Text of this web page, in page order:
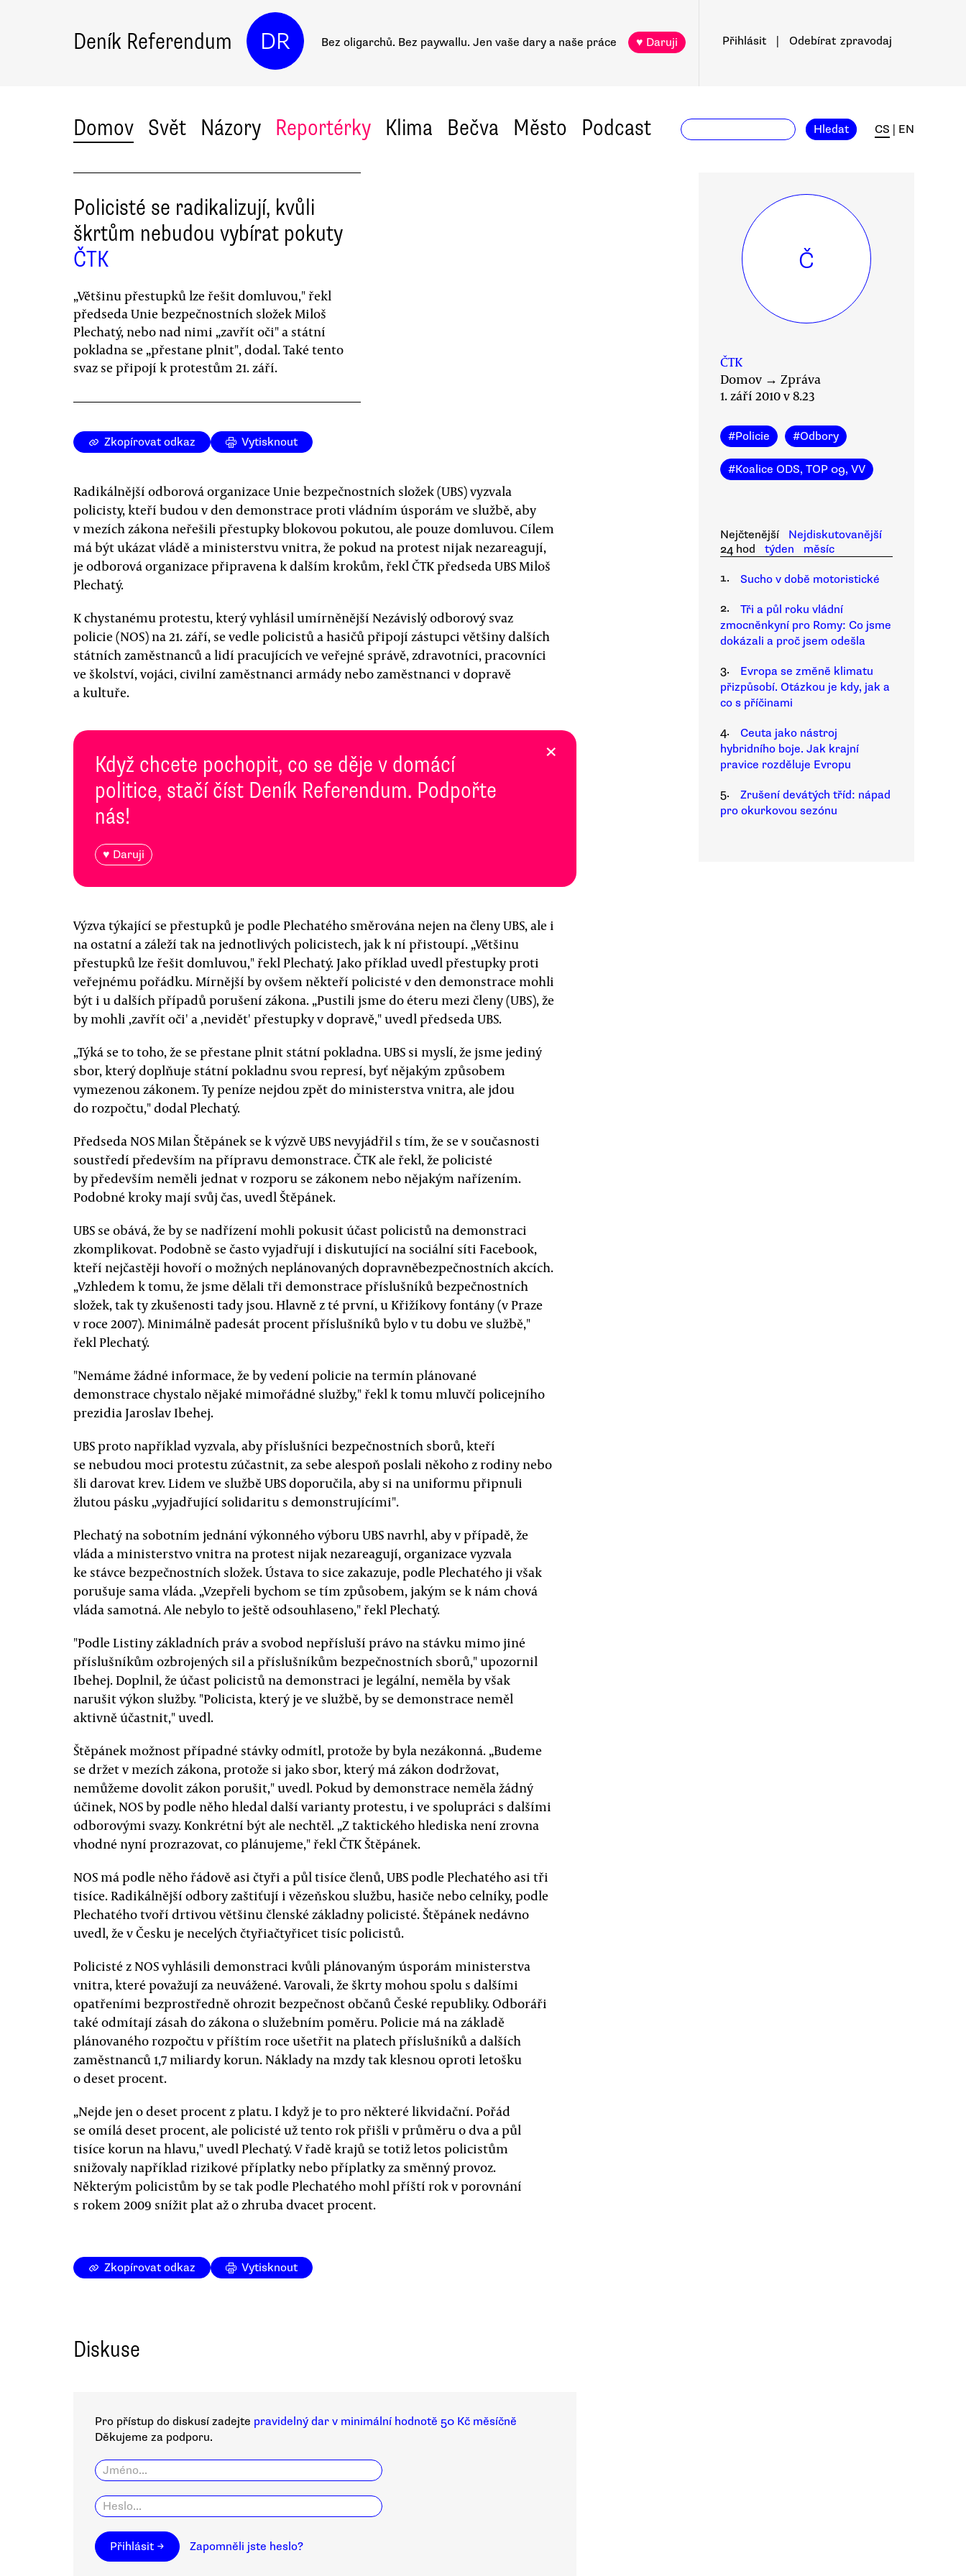
Deník Referendum DR Bez oligarchů. Bez paywallu. Jen vaše dary a naše práce ♥ Daruji Přihlásit Odebírat zpravodaj
Domov Svět Názory Reportérky Klima Bečva Město Podcast Hledat CS EN
Policisté se radikalizují, kvůli
škrtům nebudou vybírat pokuty
ČTK
„Většinu přestupků lze řešit domluvou," řekl
předseda Unie bezpečnostních složek Miloš
Plechatý, nebo nad nimi „zavřít oči" a státní
pokladna se „přestane plnit", dodal. Také tento
svaz se připojí k protestům 21. září.
Zkopírovat odkaz Vytisknout
Radikálnější odborová organizace Unie bezpečnostních složek (UBS) vyzvala
policisty, kteří budou v den demonstrace proti vládním úsporám ve službě, aby
v mezích zákona neřešili přestupky blokovou pokutou, ale pouze domluvou. Cílem
má být ukázat vládě a ministerstvu vnitra, že pokud na protest nijak nezareagují,
je odborová organizace připravena k dalším krokům, řekl ČTK předseda UBS Miloš
Plechatý.
K chystanému protestu, který vyhlásil umírněnější Nezávislý odborový svaz
policie (NOS) na 21. září, se vedle policistů a hasičů připojí zástupci většiny dalších
státních zaměstnanců a lidí pracujících ve veřejné správě, zdravotníci, pracovníci
ve školství, vojáci, civilní zaměstnanci armády nebo zaměstnanci v dopravě
a kultuře.
Když chcete pochopit, co se děje v domácí
politice, stačí číst Deník Referendum. Podpořte
nás!
♥ Daruji
×
Výzva týkající se přestupků je podle Plechatého směrována nejen na členy UBS, ale i
na ostatní a záleží tak na jednotlivých policistech, jak k ní přistoupí. „Většinu
přestupků lze řešit domluvou," řekl Plechatý. Jako příklad uvedl přestupky proti
veřejnému pořádku. Mírnější by ovšem někteří policisté v den demonstrace mohli
být i u dalších případů porušení zákona. „Pustili jsme do éteru mezi členy (UBS), že
by mohli ,zavřít oči' a ,nevidět' přestupky v dopravě," uvedl předseda UBS.
„Týká se to toho, že se přestane plnit státní pokladna. UBS si myslí, že jsme jediný
sbor, který doplňuje státní pokladnu svou represí, byť nějakým způsobem
vymezenou zákonem. Ty peníze nejdou zpět do ministerstva vnitra, ale jdou
do rozpočtu," dodal Plechatý.
Předseda NOS Milan Štěpánek se k výzvě UBS nevyjádřil s tím, že se v současnosti
soustředí především na přípravu demonstrace. ČTK ale řekl, že policisté
by především neměli jednat v rozporu se zákonem nebo nějakým nařízením.
Podobné kroky mají svůj čas, uvedl Štěpánek.
UBS se obává, že by se nadřízení mohli pokusit účast policistů na demonstraci
zkomplikovat. Podobně se často vyjadřují i diskutující na sociální síti Facebook,
kteří nejčastěji hovoří o možných neplánovaných dopravněbezpečnostních akcích.
„Vzhledem k tomu, že jsme dělali tři demonstrace příslušníků bezpečnostních
složek, tak ty zkušenosti tady jsou. Hlavně z té první, u Křižíkovy fontány (v Praze
v roce 2007). Minimálně padesát procent příslušníků bylo v tu dobu ve službě,"
řekl Plechatý.
"Nemáme žádné informace, že by vedení policie na termín plánované
demonstrace chystalo nějaké mimořádné služby," řekl k tomu mluvčí policejního
prezidia Jaroslav Ibehej.
UBS proto například vyzvala, aby příslušníci bezpečnostních sborů, kteří
se nebudou moci protestu zúčastnit, za sebe alespoň poslali někoho z rodiny nebo
šli darovat krev. Lidem ve službě UBS doporučila, aby si na uniformu připnuli
žlutou pásku „vyjadřující solidaritu s demonstrujícími".
Plechatý na sobotním jednání výkonného výboru UBS navrhl, aby v případě, že
vláda a ministerstvo vnitra na protest nijak nezareagují, organizace vyzvala
ke stávce bezpečnostních složek. Ústava to sice zakazuje, podle Plechatého ji však
porušuje sama vláda. „Vzepřeli bychom se tím způsobem, jakým se k nám chová
vláda samotná. Ale nebylo to ještě odsouhlaseno," řekl Plechatý.
"Podle Listiny základních práv a svobod nepřísluší právo na stávku mimo jiné
příslušníkům ozbrojených sil a příslušníkům bezpečnostních sborů," upozornil
Ibehej. Doplnil, že účast policistů na demonstraci je legální, neměla by však
narušit výkon služby. "Policista, který je ve službě, by se demonstrace neměl
aktivně účastnit," uvedl.
Štěpánek možnost případné stávky odmítl, protože by byla nezákonná. „Budeme
se držet v mezích zákona, protože si jako sbor, který má zákon dodržovat,
nemůžeme dovolit zákon porušit," uvedl. Pokud by demonstrace neměla žádný
účinek, NOS by podle něho hledal další varianty protestu, i ve spolupráci s dalšími
odborovými svazy. Konkrétní být ale nechtěl. „Z taktického hlediska není zrovna
vhodné nyní prozrazovat, co plánujeme," řekl ČTK Štěpánek.
NOS má podle něho řádově asi čtyři a půl tisíce členů, UBS podle Plechatého asi tři
tisíce. Radikálnější odbory zaštiťují i vězeňskou službu, hasiče nebo celníky, podle
Plechatého tvoří drtivou většinu členské základny policisté. Štěpánek nedávno
uvedl, že v Česku je necelých čtyřiačtyřicet tisíc policistů.
Policisté z NOS vyhlásili demonstraci kvůli plánovaným úsporám ministerstva
vnitra, které považují za neuvážené. Varovali, že škrty mohou spolu s dalšími
opatřeními bezprostředně ohrozit bezpečnost občanů České republiky. Odboráři
také odmítají zásah do zákona o služebním poměru. Policie má na základě
plánovaného rozpočtu v příštím roce ušetřit na platech příslušníků a dalších
zaměstnanců 1,7 miliardy korun. Náklady na mzdy tak klesnou oproti letošku
o deset procent.
„Nejde jen o deset procent z platu. I když je to pro některé likvidační. Pořád
se omílá deset procent, ale policisté už tento rok přišli v průměru o dva a půl
tisíce korun na hlavu," uvedl Plechatý. V řadě krajů se totiž letos policistům
snižovaly například rizikové příplatky nebo příplatky za směnný provoz.
Některým policistům by se tak podle Plechatého mohl příští rok v porovnání
s rokem 2009 snížit plat až o zhruba dvacet procent.
Č
ČTK
Domov → Zpráva
1. září 2010 v 8.23
#Policie #Odbory
#Koalice ODS, TOP 09, VV
Nejčtenější
Nejdiskutovanější
24 hod
týden
měsíc
1.
Sucho v době motoristické
2.
Tři a půl roku vládní
zmocněnkyní pro Romy: Co jsme
dokázali a proč jsem odešla
3.
Evropa se změně klimatu
přizpůsobí. Otázkou je kdy, jak a
co s příčinami
4.
Ceuta jako nástroj
hybridního boje. Jak krajní
pravice rozděluje Evropu
5.
Zrušení devátých tříd: nápad
pro okurkovou sezónu
Zkopírovat odkaz Vytisknout
Diskuse
Pro přístup do diskusí zadejte pravidelný dar v minimální hodnotě 50 Kč měsíčně
Děkujeme za podporu.
Přihlásit → Zapomněli jste heslo?